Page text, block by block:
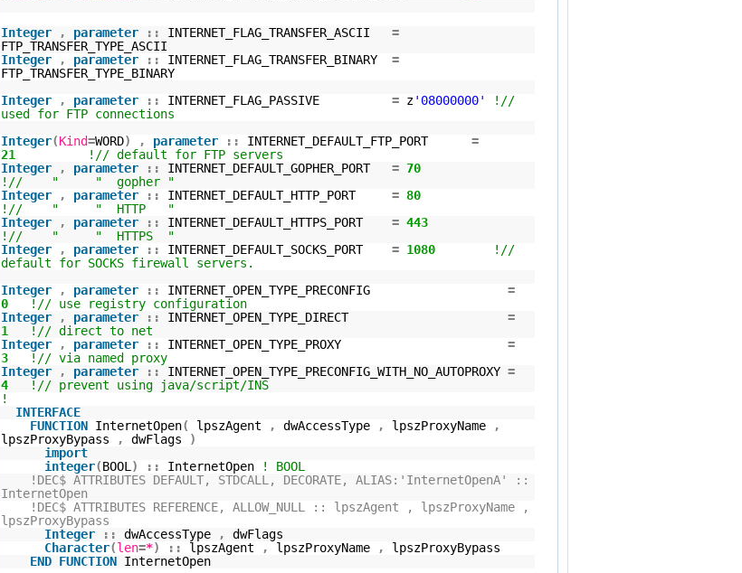
Integer , parameter :: INTERNET_FLAG_TRANSFER_ASCII =
FTP_TRANSFER_TYPE_ASCII
Integer , parameter :: INTERNET_FLAG_TRANSFER_BINARY =
FTP_TRANSFER_TYPE_BINARY
Integer , parameter :: INTERNET_FLAG_PASSIVE = z'08000000'
!//
used for FTP connections
Integer(Kind=WORD) , parameter :: INTERNET_DEFAULT_FTP_PORT =
21
!// default for FTP servers
Integer , parameter :: INTERNET_DEFAULT_GOPHER_PORT = 70
!// " " gopher "
Integer , parameter :: INTERNET_DEFAULT_HTTP_PORT = 80
!// " " HTTP "
Integer , parameter :: INTERNET_DEFAULT_HTTPS_PORT = 443
!// " " HTTPS "
Integer , parameter :: INTERNET_DEFAULT_SOCKS_PORT = 1080
!//
default for SOCKS firewall servers.
Integer , parameter :: INTERNET_OPEN_TYPE_PRECONFIG =
0
!// use registry configuration
Integer , parameter :: INTERNET_OPEN_TYPE_DIRECT =
1
!// direct to net
Integer , parameter :: INTERNET_OPEN_TYPE_PROXY =
3
!// via named proxy
Integer , parameter :: INTERNET_OPEN_TYPE_PRECONFIG_WITH_NO_AUTOPROXY =
4
!// prevent using java/script/INS
!
INTERFACE
FUNCTION InternetOpen( lpszAgent , dwAccessType , lpszProxyName
,
lpszProxyBypass
, dwFlags
)
import
integer(BOOL ) :: InternetOpen
! BOOL
!DEC$ ATTRIBUTES DEFAULT, STDCALL, DECORATE, ALIAS:'InternetOpenA' ::
InternetOpen
!DEC$ ATTRIBUTES REFERENCE, ALLOW_NULL :: lpszAgent , lpszProxyName ,
lpszProxyBypass
Integer :: dwAccessType ,
dwFlags
Character(len=*) :: lpszAgent , lpszProxyName ,
lpszProxyBypass
END FUNCTION InternetOpen